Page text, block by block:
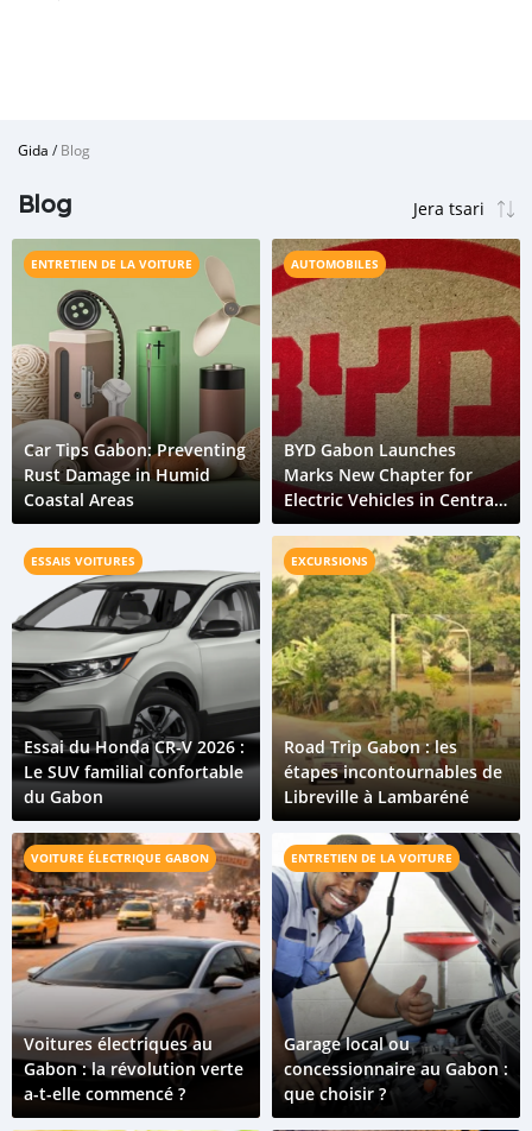
Gida /Blog
Blog
ENTRETIEN DE LA VOITURE
Car Tips Gabon: Preventing
Rust Damage in Humid
Coastal Areas
AUTOMOBILES
BYD Gabon Launches
Marks New Chapter for
Electric Vehicles in Central
Africa
ESSAIS VOITURES
Essai du Honda CR-V 2026 :
Le SUV familial confortable
du Gabon
EXCURSIONS
Road Trip Gabon : les
étapes incontournables de
Libreville à Lambaréné
VOITURE ÉLECTRIQUE GABON
Voitures électriques au
Gabon : la révolution verte
a-t-elle commencé ?
ENTRETIEN DE LA VOITURE
Garage local ou
concessionnaire au Gabon :
que choisir ?